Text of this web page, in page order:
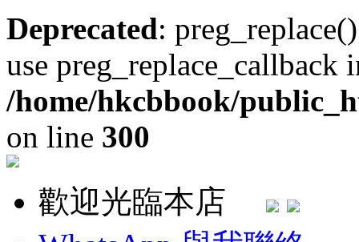
Deprecated:
use preg_replace_callback
/home/hkcbbook/
on line 300
歡迎光臨本店